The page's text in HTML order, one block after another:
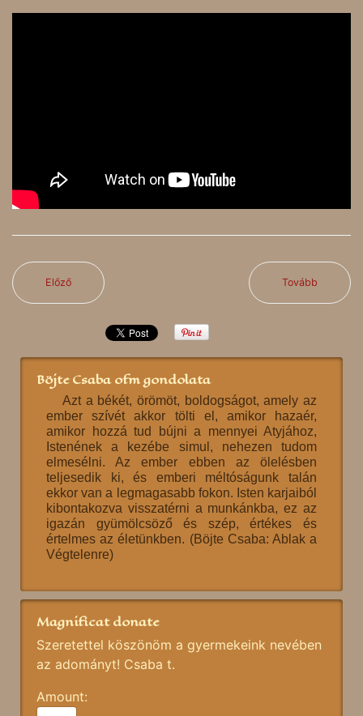
Előző Tovább
Böjte Csaba ofm gondolata
Azt a békét, örömöt, boldogságot, amely az
ember szívét akkor tölti el, amikor hazaér,
amikor hozzá tud bújni a mennyei Atyjához,
Istenének a kezébe simul, nehezen tudom
elmesélni. Az ember ebben az ölelésben
teljesedik ki, és emberi méltóságunk talán
ekkor van a legmagasabb fokon. Isten karjaiból
kibontakozva visszatérni a munkánkba, ez az
igazán gyümölcsöző és szép, értékes és
értelmes az életünkben. (Böjte Csaba: Ablak a
Végtelenre)
Magnificat donate
Szeretettel köszönöm a gyermekeink nevében
az adományt! Csaba t.
Amount: